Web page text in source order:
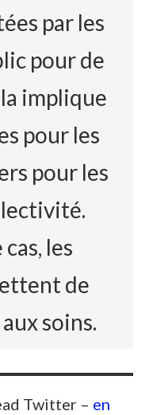
par les
pour de
implique
pour les
pour les
les
de
soins.
Twitter – en